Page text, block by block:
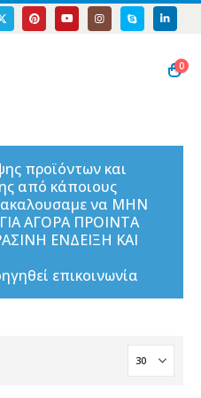
0
προϊόντων και
από κάποιους
να ΜΗΝ
ΑΓΟΡΑ ΠΡΟΙΝΤΑ
ΕΝΔΕΙΞΗ ΚΑΙ
επικοινωνία